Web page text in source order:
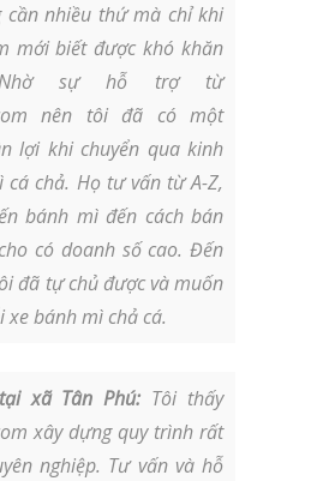
cần nhiều thứ mà chỉ khi
mới biết được khó khăn
sự hỗ trợ từ
nên tôi đã có một
lợi khi chuyển qua kinh
cá chả. Họ tư vấn từ A-Z,
bánh mì đến cách bán
có doanh số cao. Đến
đã tự chủ được và muốn
bánh mì chả cá.
xã Tân Phú: Tôi thấy
xây dựng quy trình rất
nghiệp. Tư vấn và hỗ